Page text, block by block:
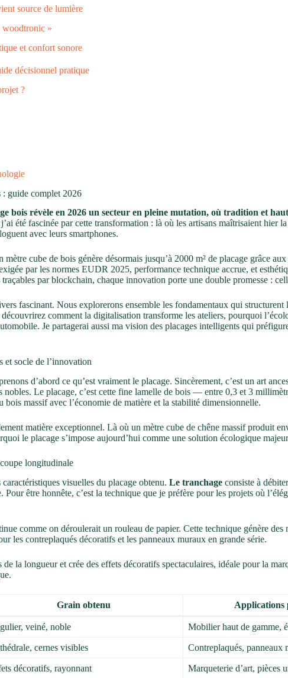
source de lumière
woodtronic »
et confort sonore
décisionnel pratique
?
: guide complet 2026
bois révèle en 2026 un secteur en pleine mutation, où tradition et
été fascinée par cette transformation : là où les artisans maîtrisaient
avec leurs smartphones.
cube de bois génère désormais jusqu’à 2000 m² de placage grâce
par les normes EUDR 2025, performance technique accrue, et
par blockchain, chaque innovation porte une double promesse :
fascinant. Nous explorerons ensemble les fondamentaux qui
comment la digitalisation transforme les ateliers, pourquoi
Je partagerai aussi ma vision des placages intelligents qui
et socle de l’innovation
d’abord ce qu’est vraiment le placage. Sincèrement, c’est un art
nobles. Le placage, c’est cette fine lamelle de bois — entre 0,3 et 3
massif avec l’économie de matière et la stabilité dimensionnelle.
matière exceptionnel. Là où un mètre cube de chêne massif produit
le placage s’impose aujourd’hui comme une solution écologique
longitudinale
visuelles du placage obtenu. Le tranchage consiste à
être honnête, c’est la technique que je préfère pour les projets où
comme on déroulerait un rouleau de papier. Cette technique génère
les contreplaqués décoratifs et les panneaux muraux en grande série.
de la longueur et crée des effets décoratifs spectaculaires, idéale pour la
Grain obtenu Applications
veiné, noble Mobilier haut de gamme,
cernes visibles Contreplaqués, panneaux
décoratifs, rayonnant Marqueterie d’art, pièces